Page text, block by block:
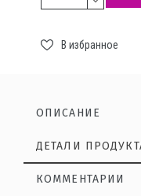
В избранное
ОПИСАНИЕ
ДЕТАЛИ
КОММЕНТАРИИ